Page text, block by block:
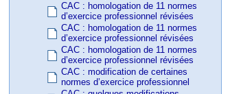
CAC : homologation de 11 normes
d’exercice professionnel révisées
CAC : homologation de 11 normes
d’exercice professionnel révisées
CAC : homologation de 11 normes
d’exercice professionnel révisées
CAC : modification de certaines
normes d’exercice professionnel